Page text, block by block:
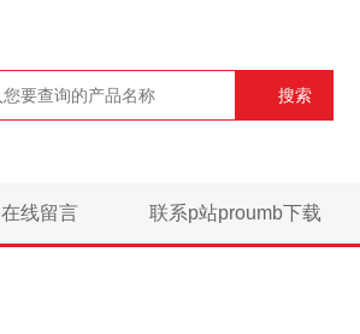
搜索
在线留言 联系p站proumb下载